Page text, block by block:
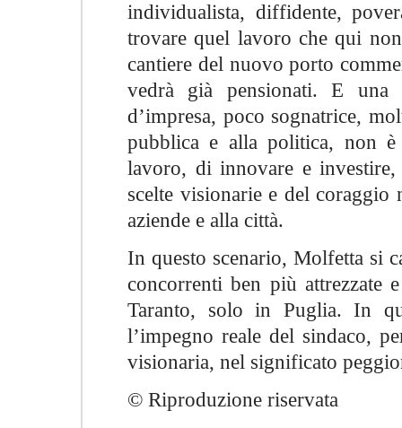
individualista, diffidente,
trovare quel lavoro che qui
cantiere del nuovo porto
vedrà già pensionati. E una
d’impresa, poco sognatrice,
pubblica e alla politica, non
lavoro, di innovare e investire,
scelte visionarie e del coraggio
aziende e alla città.
In questo scenario, Molfetta si
concorrenti ben più attrezzate
Taranto, solo in Puglia. In
l’impegno reale del sindaco,
visionaria, nel significato
© Riproduzione riservata